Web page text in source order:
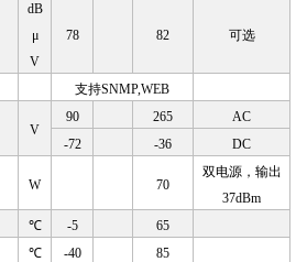
dB
μ
V
78 82 可选
支持SNMP,WEB
V
90 265
AC
-72
-36 DC
W 70
双电源，输出
37dBm
℃ -5
65
℃ -40
85